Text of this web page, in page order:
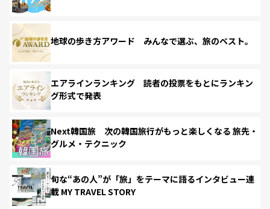
地球の歩き方アワード みんなで選ぶ、旅のベスト。
エアラインランキング 読者の投票をもとにランキン
グ形式で発表
Next韓国旅 次の韓国旅行がもっと楽しくなる 旅先・
グルメ・テクニック
旬な“あの人”が「旅」をテーマに語るインタビュー連
載 MY TRAVEL STORY